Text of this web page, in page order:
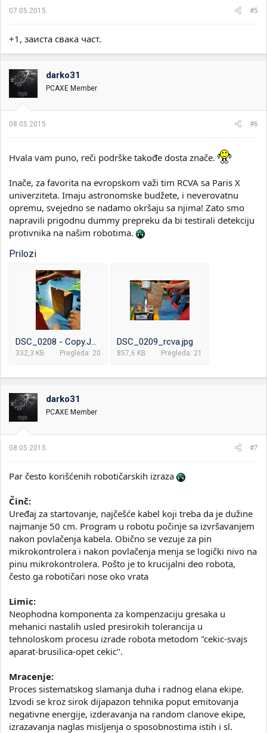
07.05.2015. #5
+1, заиста свака част.
darko31
PCAXE Member
08.05.2015. #6
Hvala vam puno, reči podrške takođe dosta znače.
Inače, za favorita na evropskom važi tim RCVA sa Paris X
univerziteta. Imaju astronomske budžete, i neverovatnu
opremu, svejedno se nadamo okršaju sa njima! Zato smo
napravili prigodnu dummy prepreku da bi testirali detekciju
protivnika na našim robotima.
Prilozi
DSC_0208 - Copy.JPG
332,3 KB Pregleda: 20
DSC_0209_rcva.jpg
857,6 KB Pregleda: 21
darko31
PCAXE Member
08.05.2015. #7
Par često korišćenih robotičarskih izraza
Činč:
Uređaj za startovanje, najčešće kabel koji treba da je dužine
najmanje 50 cm. Program u robotu počinje sa izvršavanjem
nakon povlačenja kabela. Obično se vezuje za pin
mikrokontrolera i nakon povlačenja menja se logički nivo na
pinu mikrokontrolera. Pošto je to krucijalni deo robota,
često ga robotičari nose oko vrata
Limic:
Neophodna komponenta za kompenzaciju gresaka u
mehanici nastalih usled presirokih tolerancija u
tehnoloskom procesu izrade robota metodom "cekic-svajs
aparat-brusilica-opet cekic".
Mracenje:
Proces sistematskog slamanja duha i radnog elana ekipe.
Izvodi se kroz sirok dijapazon tehnika poput emitovanja
negativne energije, izderavanja na random clanove ekipe,
izrazavanja naglas misljenja o sposobnostima istih i sl.